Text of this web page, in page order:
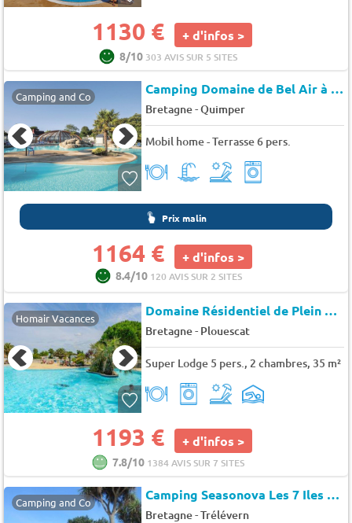
1130 € + d'infos >
8/10 303 AVIS SUR 5 SITES
Camping and Co Camping Domaine de Bel Air à Landudec
Bretagne-Quimper
Mobil home - Terrasse 6 pers.
Prix malin
1164 € + d'infos >
8.4/10 120 AVIS SUR 2 SITES
Homair Vacances Domaine Résidentiel de Plein Air La Baie de Kernic
Bretagne- Plouescat
Super Lodge 5 pers., 2 chambres, 35 m²
1193 € + d'infos >
7.8/10 1384 AVIS SUR 7 SITES
Camping and Co Camping Seasonova Les 7 Iles
Bretagne-Trélévern